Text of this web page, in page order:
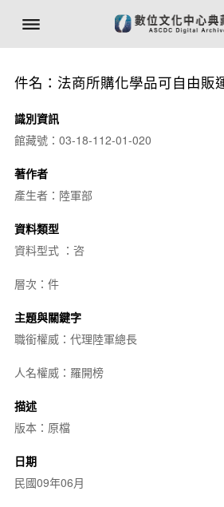
件名：法商所購化學品可自由販
識別資訊
館藏號：03-18-112-01-020
著作者
產生者：陸軍部
資料類型
資料型式 ：咨
層次：件
主題與關鍵字
職銜權威：代理陸軍總長
人名權威：羅開榜
描述
版本：原檔
日期
民國09年06月